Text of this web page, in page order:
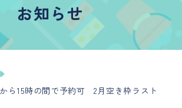
お知らせ
から15時の間で予約可 2月空き枠ラスト